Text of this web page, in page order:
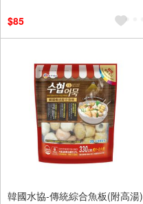
$85
韓國水協-傳統綜合魚板(附高湯)